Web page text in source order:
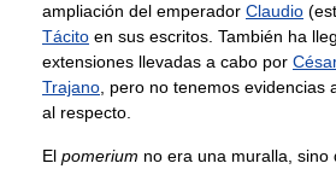
ampliación del emperador Claudio
Tácito en sus escritos. También ha
extensiones llevadas a cabo por
Trajano , pero no tenemos
al respecto.
El pomerium no era una muralla, sino